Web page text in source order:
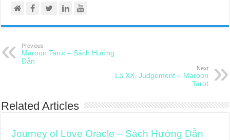
Previous
Maroon Tarot – Sách Hướng
Dẫn
Next
Lá XX. Judgement – Maroon
Tarot
Related Articles
Journey of Love Oracle – Sách Hướng Dẫn